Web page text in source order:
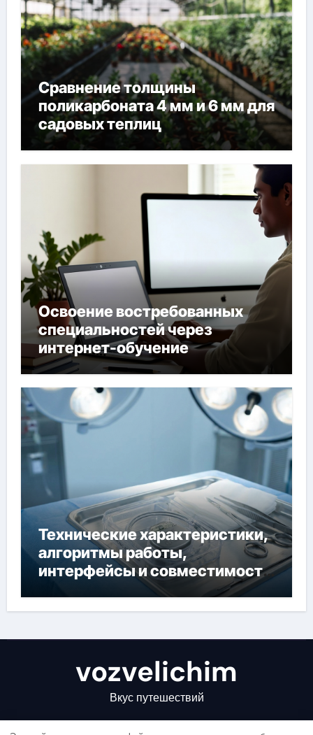
Сравнение толщины
поликарбоната 4 мм и 6 мм для
садовых теплиц
Освоение востребованных
специальностей через
интернет-обучение
Технические характеристики,
алгоритмы работы,
интерфейсы и совместимость
двухкамерного ЭКС Apollo DR
vozvelichim
Вкус путешествий